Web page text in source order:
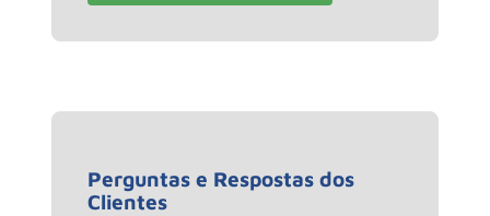
Perguntas e Respostas dos
Clientes